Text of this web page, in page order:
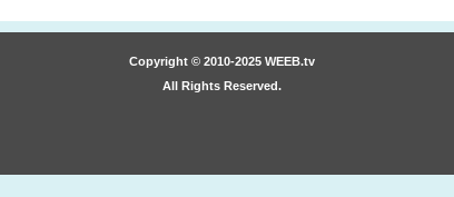
Copyright © 2010-2025 WEEB.tv
All Rights Reserved.